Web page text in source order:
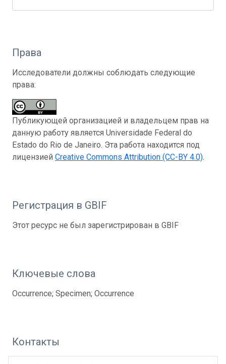
Права
Исследователи должны соблюдать следующие
права:
Публикующей организацией и владельцем прав на
данную работу является Universidade Federal do
Estado do Rio de Janeiro. Эта работа находится под
лицензией Creative Commons Attribution (CC-BY 4.0).
Регистрация в GBIF
Этот ресурс не был зарегистрирован в GBIF
Ключевые слова
Occurrence; Specimen; Occurrence
Контакты